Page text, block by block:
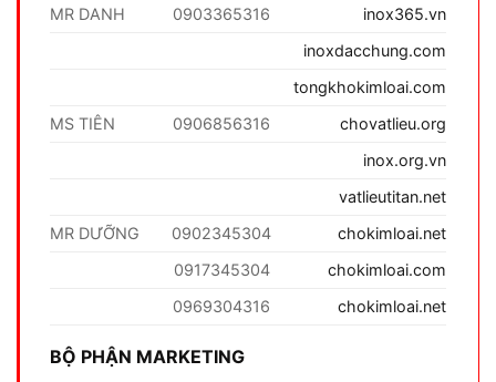
MR DANH
0903365316
inox365.vn
inoxdacchung.com
tongkhokimloai.com
MS TIÊN
0906856316
chovatlieu.org
inox.org.vn
vatlieutitan.net
MR DƯỠNG
0902345304
chokimloai.net
0917345304
chokimloai.com
0969304316
chokimloai.net
BỘ PHẬN MARKETING